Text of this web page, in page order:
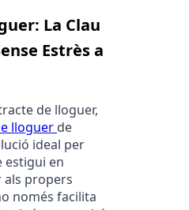
La Clau
Estrès a
de lloguer,
lloguer
ideal per
estigui en
als propers
només facilita